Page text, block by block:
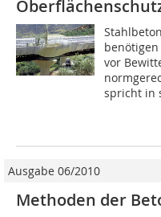
vor
spricht in
Ausgabe 06/2010
Methoden der